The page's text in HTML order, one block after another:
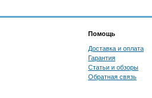
Помощь
Доставка и оплата
Гарантия
Статьи и обзоры
Обратная связь